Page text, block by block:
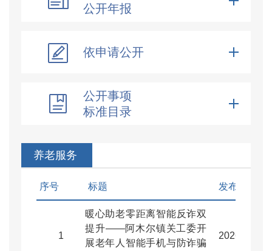
公开年报
依申请公开
公开事项
标准目录
养老服务
序号 标题 发布日期
1
暖心助老零距离智能反诈双
提升——阿木尔镇关工委开
展老年人智能手机与防诈骗
2026-04-22